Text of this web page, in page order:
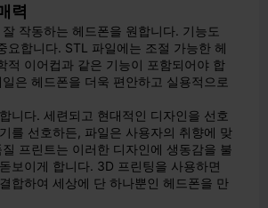
력
작동하는 헤드폰을 원합니다. 기능도
요합니다. STL 파일에는 조절 가능한 헤
적 이어컵과 같은 기능이 포함되어야 합
은 헤드폰을 더욱 편안하고 실용적으로
니다. 세련되고 현대적인 디자인을 선호
를 선호하든, 파일은 사용자의 취향에 맞
프린트는 이러한 디자인에 생동감을 불
보이게 합니다. 3D 프린팅을 사용하면
합하여 세상에 단 하나뿐인 헤드폰을 만